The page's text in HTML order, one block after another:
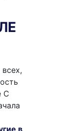
С